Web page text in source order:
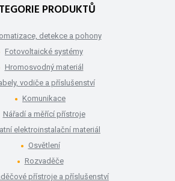
PRODUKTŮ
detekce a pohony
Fotovoltaické systémy
Hromosvodný materiál
vodiče a příslušenství
Komunikace
Nářadí a měřící přístroje
elektroinstalační materiál
Osvětlení
Rozvaděče
přístroje a příslušenství